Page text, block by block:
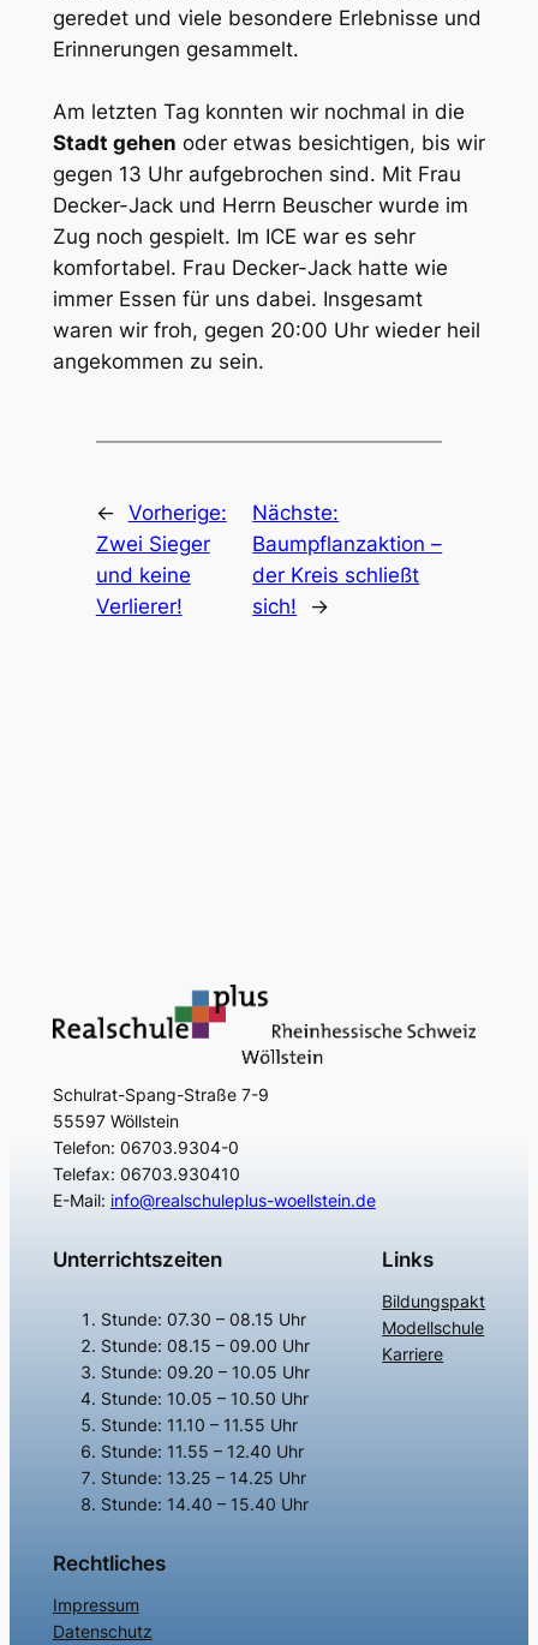
geredet und viele besondere Erlebnisse und
Erinnerungen gesammelt.
Am letzten Tag konnten wir nochmal in die
Stadt gehen oder etwas besichtigen, bis wir
gegen 13 Uhr aufgebrochen sind. Mit Frau
Decker-Jack und Herrn Beuscher wurde im
Zug noch gespielt. Im ICE war es sehr
komfortabel. Frau Decker-Jack hatte wie
immer Essen für uns dabei. Insgesamt
waren wir froh, gegen 20:00 Uhr wieder heil
angekommen zu sein.
← Vorherige:
Zwei Sieger
und keine
Verlierer!
Nächste:
Baumpflanzaktion –
der Kreis schließt
sich!
→
Schulrat-Spang-Straße 7-9
55597 Wöllstein
Telefon: 06703.9304-0
Telefax: 06703.930410
E-Mail: info@realschuleplus-woellstein.de
Unterrichtszeiten
Stunde: 07.30 – 08.15 Uhr
Stunde: 08.15 – 09.00 Uhr
Stunde: 09.20 – 10.05 Uhr
Stunde: 10.05 – 10.50 Uhr
Stunde: 11.10 – 11.55 Uhr
Stunde: 11.55 – 12.40 Uhr
Stunde: 13.25 – 14.25 Uhr
Stunde: 14.40 – 15.40 Uhr
Links
Bildungspakt
Modellschule
Karriere
Rechtliches
Impressum
Datenschutz